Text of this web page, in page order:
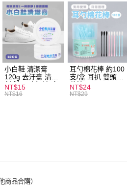
運送方式
全家取貨付款
每筆NT$60，滿
付款後全家取貨
每筆NT$60，滿
小白鞋 清潔膏
120g 去汙膏 清潔
劑 鞋子 去汙漬 白
皮鞋 鞋油
NT$15
NT$16
耳勺棉花棒 約100
支/盒 耳扒 雙頭棉
花棒
NT$24
NT$29
品合購）